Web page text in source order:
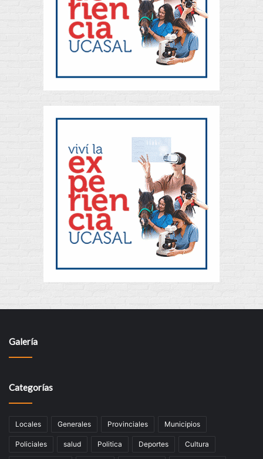
Galería
Categorías
Locales Generales Provinciales Municipios
Policiales salud Politica Deportes Cultura